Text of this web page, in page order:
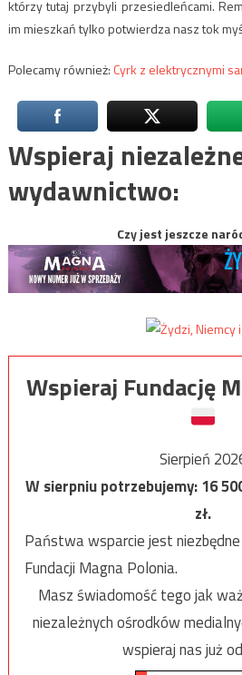
którzy tutaj przybyli przesiedleńcami.
im mieszkań tylko potwierdza nasz tok
Polecamy również: Cyrk z elektrycznymi
Wspieraj
wydawnictwo:
Czy jest jeszcze
Wspieraj Fundację
Sierpień
W sierpniu potrzebujemy:16
zł.
Państwa wsparcie jest
Fundacji Magna Polonia.
Masz świadomość tego jak
niezależnych ośrodków
wspieraj nas już